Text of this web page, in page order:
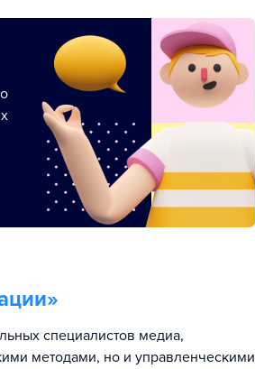
»
специалистов медиа,
методами, но и управленческими